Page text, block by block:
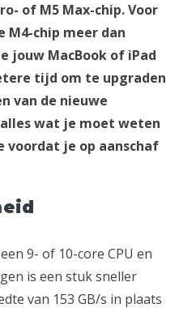
of M5 Max-chip. Voor
M4-chip meer dan
jouw MacBook of iPad
tijd om te upgraden
van de nieuwe
wat je moet weten
voordat je op aanschaf
9- of 10-core CPU en
is een stuk sneller
van 153 GB/s in plaats